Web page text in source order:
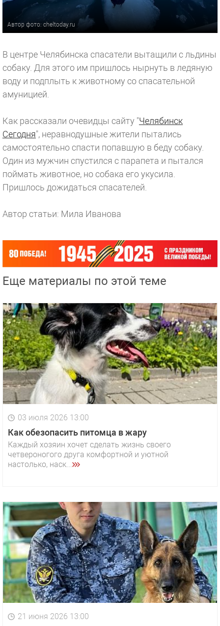
Автор фото: cheltoday.ru
В центре Челябинска спасатели вытащили с льдины
собаку. Для этого им пришлось нырнуть в ледяную
воду и подплыть к животному со спасательной
амуницией.
Как рассказали очевидцы сайту "Челябинск
Сегодня", неравнодушные жители пытались
самостоятельно спасти попавшую в беду собаку.
Один из мужчин спустился с парапета и пытался
поймать животное, но собака его укусила.
Пришлось дожидаться спасателей.
Автор статьи: Мила Иванова
Еще материалы по этой теме
03 июля 2026 13:00
Как обезопасить питомца в жару
Каждый хозяин хочет сделать жизнь своего
четвероногого друга комфортной и уютной
настолько, наск...
21 июня 2026 13:00